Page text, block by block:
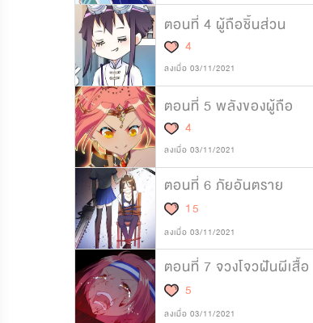
ตอนที่ 4 ผู้ถือชิ้นส่วน
4
ลงเมื่อ 03/11/2021
ตอนที่ 5 พลังของผู้ถือ
4
ลงเมื่อ 03/11/2021
ตอนที่ 6 ภัยอันตราย
15
ลงเมื่อ 03/11/2021
ตอนที่ 7 จวงโจวฝันผีเสื้อ
5
ลงเมื่อ 03/11/2021